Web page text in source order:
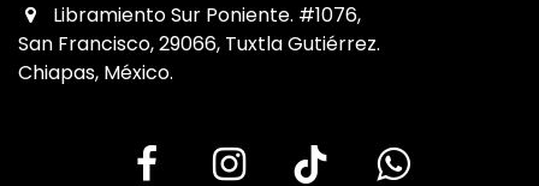
Libramiento Sur Poniente. #1076,
San Francisco, 29066, Tuxtla Gutiérrez.
Chiapas, México.